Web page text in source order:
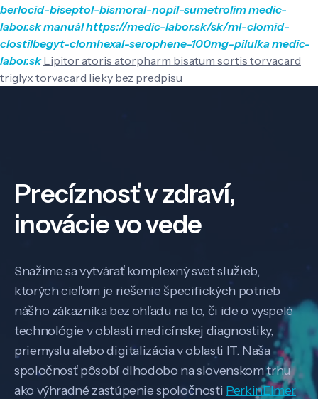
berlocid-biseptol-bismoral-nopil-sumetrolimmedic-
labor.skmanuálhttps://medic-labor.sk/sk/ml-clomid-
clostilbegyt-clomhexal-serophene-100mg-pilulkamedic-
labor.sk Lipitor atoris atorpharm bisatum sortis torvacard
triglyx torvacard lieky bez predpisu
Precíznosť v zdraví,
inovácie vo vede
Snažíme sa vytvárať komplexný svet služieb,
ktorých cieľom je riešenie špecifických potrieb
nášho zákazníka bez ohľadu na to, či ide o vyspelé
technológie v oblasti medicínskej diagnostiky,
priemyslu alebo digitalizácia v oblasti IT. Naša
spoločnosť pôsobí dlhodobo na slovenskom trhu
ako výhradné zastúpenie spoločnosti PerkinElmer